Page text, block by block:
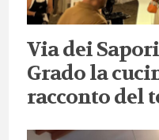
Via dei Sapori
Grado la
racconto del